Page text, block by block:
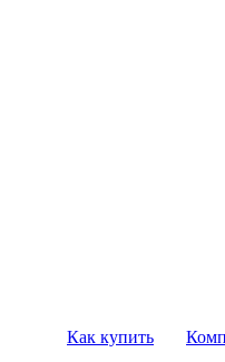
Как купить